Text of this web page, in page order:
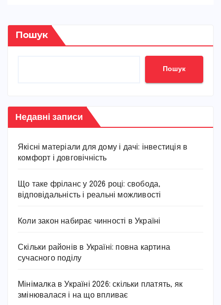
Пошук
Пошук
Недавні записи
Якісні матеріали для дому і дачі: інвестиція в
комфорт і довговічність
Що таке фріланс у 2026 році: свобода,
відповідальність і реальні можливості
Коли закон набирає чинності в Україні
Скільки районів в Україні: повна картина
сучасного поділу
Мінімалка в Україні 2026: скільки платять, як
змінювалася і на що впливає